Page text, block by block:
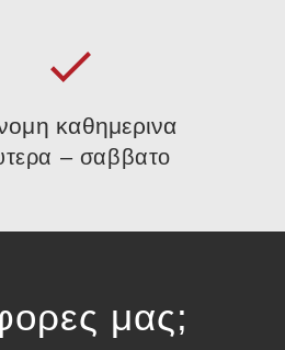
καθημερινα
– σαββατο
μας;